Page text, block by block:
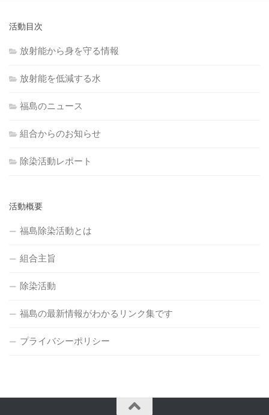
活動目次
放射能から身を守る情報
放射能を低減する水
福島のニュース
組合からのお知らせ
除染活動レポート
活動概要
福島除染活動とは
組合主旨
除染活動
福島の最新情報がわかるリンク集です
プライバシーポリシー